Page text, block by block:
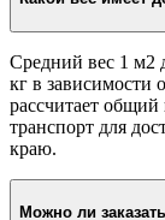
Средний вес 1 м2
кг в
рассчитает общий
транспорт для
краю.
Можно ли